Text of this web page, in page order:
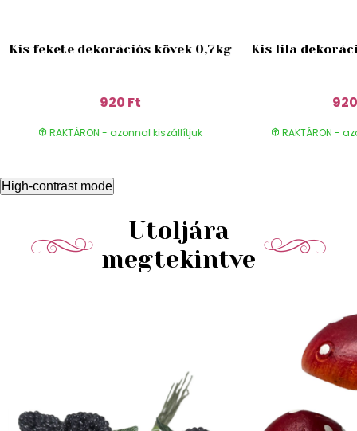
Kis fekete dekorációs kövek 0,7kg
920 Ft
RAKTÁRON - azonnal kiszállítjuk
Kis lila
RAKTÁRON -
High-contrast mode
Utoljára
megtekintve